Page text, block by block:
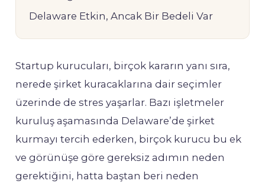
Delaware Etkin, Ancak Bir Bedeli Var
Startup kurucuları, birçok kararın yanı sıra,
nerede şirket kuracaklarına dair seçimler
üzerinde de stres yaşarlar. Bazı işletmeler
kuruluş aşamasında Delaware’de şirket
kurmayı tercih ederken, birçok kurucu bu ek
ve görünüşe göre gereksiz adımın neden
gerektiğini, hatta baştan beri neden